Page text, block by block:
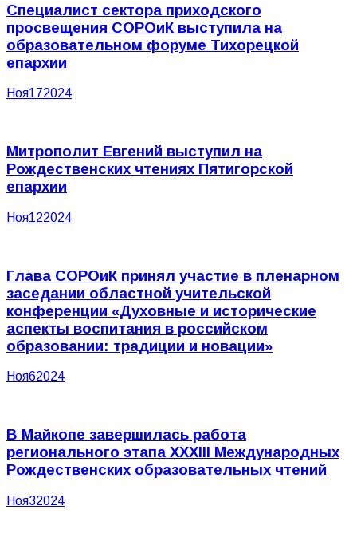
Специалист сектора приходского
просвещения СОРОиК выступила на
образовательном форуме Тихорецкой
епархии
Ноя172024
Митрополит Евгений выступил на
Рождественских чтениях Пятигорской
епархии
Ноя122024
Глава СОРОиК принял участие в пленарном
заседании областной учительской
конференции «Духовные и исторические
аспекты воспитания в российском
образовании: традиции и новации»
Ноя62024
В Майкопе завершилась работа
регионального этапа XXXIII Международных
Рождественских образовательных чтений
Ноя32024